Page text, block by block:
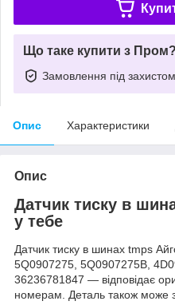
Що таке купити з Пром?
Замовлення під захистом
Опис Характеристики
Опис
Датчик тиску в
у тебе
Датчик тиску в шинах tmps
5Q0907275, 5Q0907275B,
36236781847 — відповідає
номерам. Деталь також може